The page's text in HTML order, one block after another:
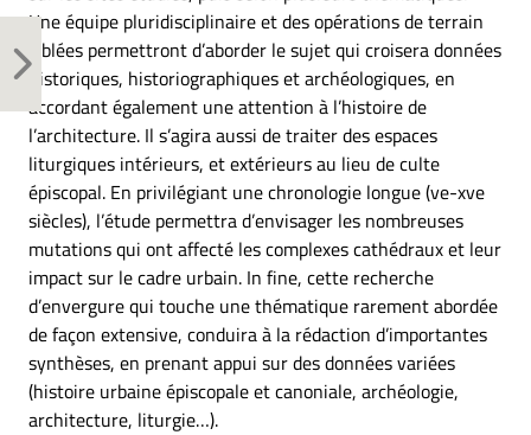
Une équipe pluridisciplinaire et des opérations de terrain
ciblées permettront d’aborder le sujet qui croisera données
historiques, historiographiques et archéologiques, en
accordant également une attention à l’histoire de
l’architecture. Il s’agira aussi de traiter des espaces
liturgiques intérieurs, et extérieurs au lieu de culte
épiscopal. En privilégiant une chronologie longue (ve-xve
siècles), l’étude permettra d’envisager les nombreuses
mutations qui ont affecté les complexes cathédraux et leur
impact sur le cadre urbain. In fine, cette recherche
d’envergure qui touche une thématique rarement abordée
de façon extensive, conduira à la rédaction d’importantes
synthèses, en prenant appui sur des données variées
(histoire urbaine épiscopale et canoniale, archéologie,
architecture, liturgie…).